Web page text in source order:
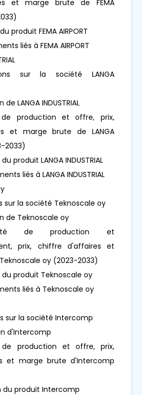
et marge brute de FEMA
produit FEMA AIRPORT
liés à FEMA AIRPORT
sur la société LANGA
LANGA INDUSTRIAL
de production et offre, prix,
et marge brute de LANGA
2033)
produit LANGA INDUSTRIAL
liés à LANGA INDUSTRIAL
sur la société Teknoscale oy
de Teknoscale oy
de production et
prix, chiffre d'affaires et
oy (2023-2033)
du produit Teknoscale oy
liés à Teknoscale oy
sur la société Intercomp
d'Intercomp
de production et offre, prix,
et marge brute d'Intercomp
du produit Intercomp